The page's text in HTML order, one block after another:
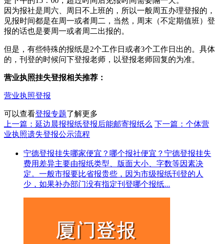
因为报社是周六、周日不上班的，所以一般周五办理登报的，
见报时间都是在周一或者周二，当然，周末（不定期值班）登
报的话也是要周一或者周二出报的。
但是，有些特殊的报纸是2个工作日或者3个工作日出的。具体
的，刊登的时候问下登报老师，以登报老师回复的为准。
营业执照挂失登报相关推荐：
营业执照登报
可以查看登报专题了解更多
上一篇：延边晨报报纸登报后能邮寄报纸么 下一篇：个体营
业执照遗失登报公示流程
宁德登报挂失哪家便宜？哪个报社便宜？宁德登报挂失
费用差异主要由报纸类型、版面大小、字数等因素决
定。一般市报要比省报贵些，因为市级报纸刊登的人
少，如果补办部门没有指定刊登哪个报纸...